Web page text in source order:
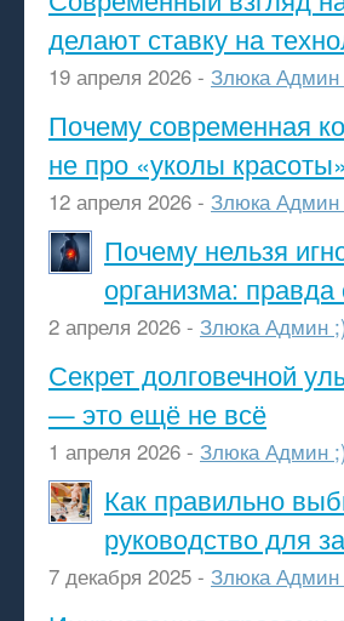
делают ставку на
19 апреля 2026 - Злюка Админ
Почему современная
не про «уколы
12 апреля 2026 - Злюка Админ
Почему нельзя
организма:
2 апреля 2026 - Злюка Админ
Секрет долговечной
— это ещё не всё
1 апреля 2026 - Злюка Админ
Как правильно
руководство для
7 декабря 2025 - Злюка Админ